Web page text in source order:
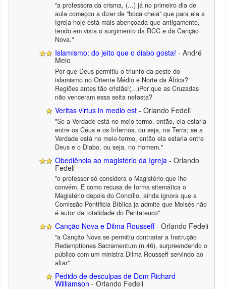
"a professora da crisma, (...) já no primeiro dia de
aula começou a dizer de "boca cheia" que para ela a
Igreja hoje está mais abençoada que antigamente,
tendo em vista o surgimento da RCC e da Canção
Nova."
Islamismo: do jeito que o diabo gosta! - André
Melo
Por que Deus permitiu o triunfo da peste do
islamismo no Oriente Médio e Norte da África?
Regiões antes tão cristãs!(...)Por que as Cruzadas
não venceram essa seita nefasta?
Veritas virtus in medio est - Orlando Fedeli
"Se a Verdade está no meio-termo, então, ela estaria
entre os Céus e os Infernos, ou seja, na Terra; se a
Verdade está no meio-termo, então ela estaria entre
Deus e o Diabo, ou seja, no Homem."
Obediência ao magistério da Igreja - Orlando
Fedeli
"o professor só considera o Magistério que lhe
convém. E como recusa de forma sitemática o
Magistério depois do Concílio, ainda ignora que a
Comissão Pontificia Bíblica ja admite que Moisés não
é autor da totalidade do Pentateuco"
Canção Nova e Dilma Rousseff- Orlando Fedeli
"a Canção Nova se permitiu contrariar a Instrução
Redemptiones Sacramentum (n.46), surpreendendo o
público com um ministra Dilma Rousseff servindo ao
altar"
Pedido de desculpas de Dom Richard
Williamson - Orlando Fedeli